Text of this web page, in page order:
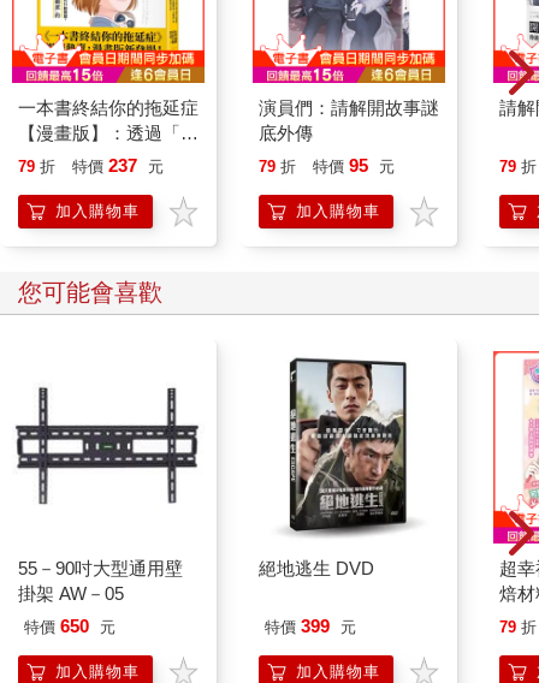
一本書終結你的拖延症
【漫畫版】：透過「小
行動」打開大腦的行動
「行動派」的37個科
學方法
79 折 特價 237 元
加入購物車
演員們：請解開故事謎
底外傳
79 折 特價 95 元
加入購物車
請解
79 折
您可能會喜歡
55－90吋大型通用壁
掛架 AW－05
特價 650 元
加入購物車
絕地逃生 DVD
特價 399 元
加入購物車
超
焙
愛
79 折